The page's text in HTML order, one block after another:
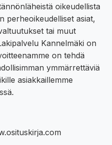
oikeudellista
perheoikeudelliset asiat,
tai muut
Kannelmäki on
on tehdä
ymmärrettäviä
asiakkaillemme